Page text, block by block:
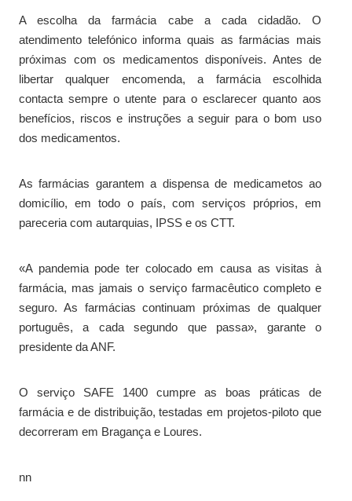
A escolha da farmácia cabe a cada cidadão. O
atendimento telefónico informa quais as farmácias mais
próximas com os medicamentos disponíveis. Antes de
libertar qualquer encomenda, a farmácia escolhida
contacta sempre o utente para o esclarecer quanto aos
benefícios, riscos e instruções a seguir para o bom uso
dos medicamentos.
As farmácias garantem a dispensa de medicametos ao
domicílio, em todo o país, com serviços próprios, em
pareceria com autarquias, IPSS e os CTT.
«A pandemia pode ter colocado em causa as visitas à
farmácia, mas jamais o serviço farmacêutico completo e
seguro. As farmácias continuam próximas de qualquer
português, a cada segundo que passa», garante o
presidente da ANF.
O serviço SAFE 1400 cumpre as boas práticas de
farmácia e de distribuição, testadas em projetos-piloto que
decorreram em Bragança e Loures.
nn